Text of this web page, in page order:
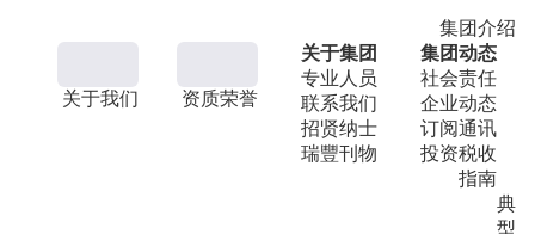
集团介绍
关于我们 资质荣誉
关于集团
专业人员
联系我们
招贤纳士
瑞豐刊物
集团动态
社会责任
企业动态
订阅通讯
投资税收
指南
典
型